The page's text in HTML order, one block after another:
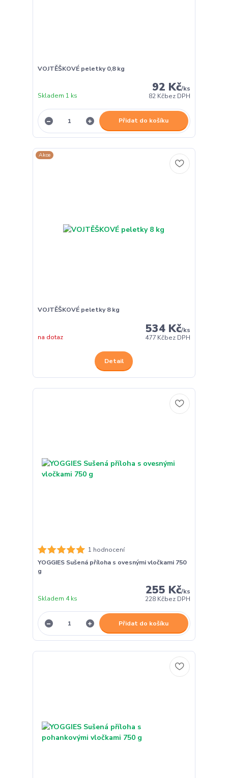
VOJTĚŠKOVÉ peletky 0,8 kg
92 Kč/ks
82 Kčbez DPH
Skladem 1 ks
Přidat do košíku
Akce
VOJTĚŠKOVÉ peletky 8 kg
534 Kč/ks
477 Kčbez DPH
na dotaz
Detail
1 hodnocení
YOGGIES Sušená příloha s ovesnými vločkami 750
g
255 Kč/ks
228 Kčbez DPH
Skladem 4 ks
Přidat do košíku